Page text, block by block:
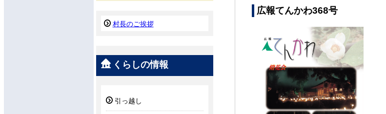
村長のご挨拶
くらしの情報
引っ越し
広報てんかわ368号